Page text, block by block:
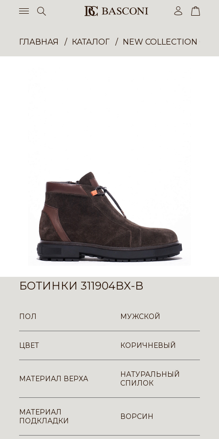
ГЛАВНАЯ КАТАЛОГ NEW COLLECTION
БОТИНКИ 311904BX-B
ПОЛ МУЖСКОЙ
ЦВЕТ КОРИЧНЕВЫЙ
МАТЕРИАЛ ВЕРХА
НАТУРАЛЬНЫЙ
СПИЛОК
МАТЕРИАЛ
ПОДКЛАДКИ
ВОРСИН